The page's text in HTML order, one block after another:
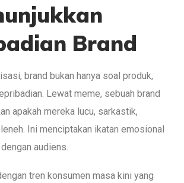
Brand
brand bukan hanya soal produk,
Lewat meme, sebuah brand
apakah mereka lucu, sarkastik,
Ini menciptakan ikatan emosional
audiens.
tren konsumen masa kini yang